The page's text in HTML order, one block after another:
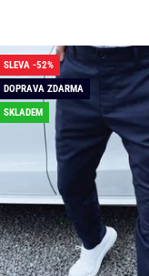
SLEVA -52%
DOPRAVA ZDARMA
SKLADEM